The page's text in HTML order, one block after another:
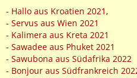
- Hallo aus Kroatien 2021 ,
- Servus aus Wien 2021
- Kalimera aus Kreta 2021
- Sawadee aus Phuket 2021
- Sawubona aus Südafrika 2022
- Bonjour aus Südfrankreich